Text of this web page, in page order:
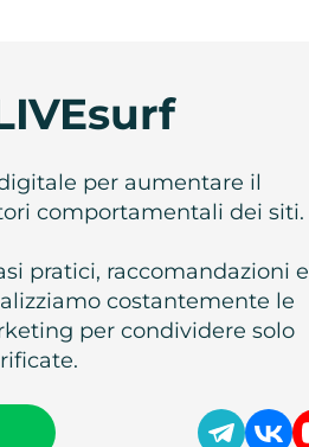
per aumentare il
comportamentali dei siti.
pratici, raccomandazioni e
costantemente le
per condividere solo